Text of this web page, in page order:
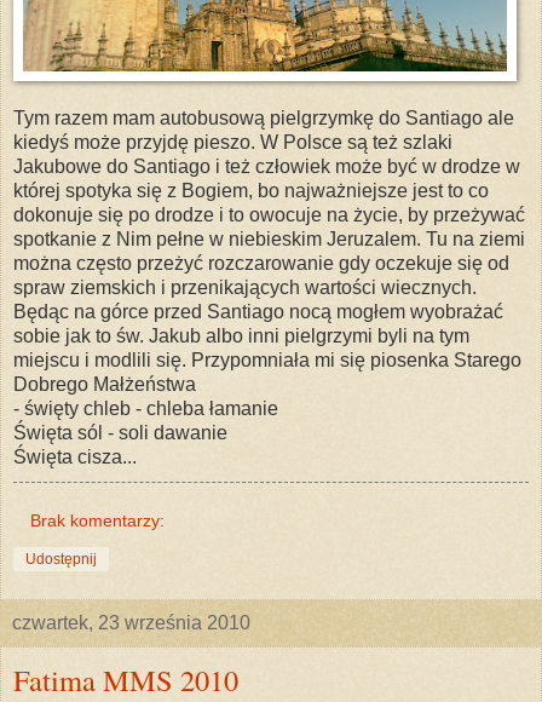
Tym razem mam autobusową pielgrzymkę do Santiago ale
kiedyś może przyjdę pieszo. W Polsce są też szlaki
Jakubowe do Santiago i też człowiek może być w drodze w
której spotyka się z Bogiem, bo najważniejsze jest to co
dokonuje się po drodze i to owocuje na życie, by przeżywać
spotkanie z Nim pełne w niebieskim Jeruzalem. Tu na ziemi
można często przeżyć rozczarowanie gdy oczekuje się od
spraw ziemskich i przenikających wartości wiecznych.
Będąc na górce przed Santiago nocą mogłem wyobrażać
sobie jak to św. Jakub albo inni pielgrzymi byli na tym
miejscu i modlili się. Przypomniała mi się piosenka Starego
Dobrego Małżeństwa
- święty chleb - chleba łamanie
Święta sól - soli dawanie
Święta cisza...
Brak komentarzy:
Udostępnij
czwartek, 23 września 2010
Fatima MMS 2010